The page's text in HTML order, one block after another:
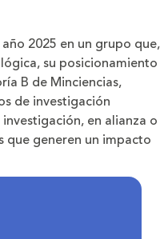
2025 en un grupo que,
su posicionamiento
B de Minciencias,
de investigación
en alianza o
que generen un impacto